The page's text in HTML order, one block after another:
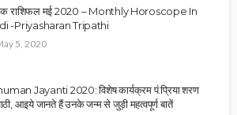
राशिफल मई 2020 – Monthly Horoscope In
-Priyasharan Tripathi
5, 2020
Jayanti 2020: विशेष कार्यक्रम पं.प्रिया शरण
आइये जानते हैं उनके जन्म से जुड़ी महत्वपूर्ण बातें